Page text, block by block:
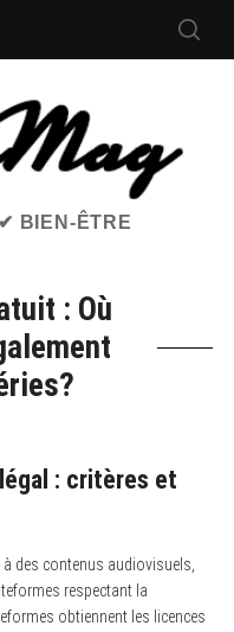
BIEN-ÊTRE
: Où
: critères et
à des contenus audiovisuels,
respectant la
obtiennent les licences